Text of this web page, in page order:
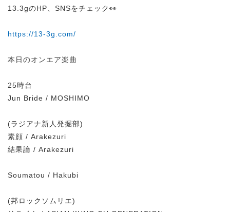
13.3gのHP、SNSをチェック👀
https://13-3g.com/
本日のオンエア楽曲
25時台
Jun Bride / MOSHIMO
(ラジアナ新人発掘部)
素顔 / Arakezuri
結果論 / Arakezuri
Soumatou / Hakubi
(邦ロックソムリエ)